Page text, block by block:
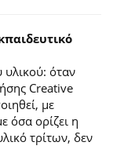
υλικού: όταν
Creative
με
όσα ορίζει η
τρίτων, δεν